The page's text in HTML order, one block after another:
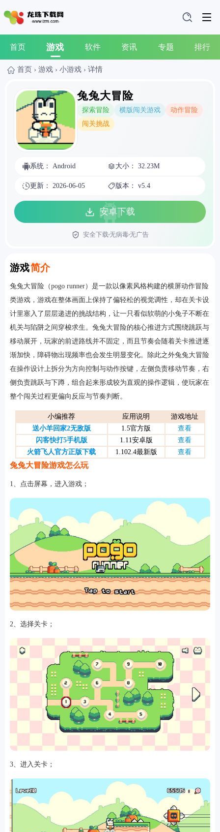
软件
专题
首页 游戏 软件 资讯 专题 排行
首页 › 游戏 › 小游戏 › 详情
兔兔大冒险
探索冒险 横版闯关游戏
动作冒险
闯关挑战
系统： Android 大小： 32.23M
更新： 2026-06-05 版本： v5.4
安卓下载
安全下载无病毒无广告
游戏简介
Introduction
兔兔大冒险（pogo runner）是一款以像素风格构建的横屏动作冒险
类游戏，游戏在整体画面上保持了偏轻松的视觉调性，却在关卡设
计里塞入了层层递进的挑战结构，让一只看似软萌的小兔子不断在
机关与陷阱之间穿梭求生。兔兔大冒险的核心推进方式围绕跳跃与
移动展开，玩家的前进路线并不固定，而且节奏会随着关卡推进逐
渐加快，障碍物出现频率也会发生明显变化。除此之外兔兔大冒险
在操作设计上拆分为方向控制与动作按键，左侧负责移动节奏，右
侧负责跳跃与下蹲，组合起来形成较为直观的操作逻辑，使玩家在
整个闯关过程更偏向反应与节奏判断。
小编推荐 应用说明
游戏地址
送小羊回家2无敌版
1.5官方版
查看
闪客快打5手机版
1.11安卓版
查看
火箭飞人官方正版下载
1.102.4最新版 查看
兔兔大冒险游戏怎么玩
1、点击屏幕，进入游戏；
2、选择关卡；
3、进入关卡；